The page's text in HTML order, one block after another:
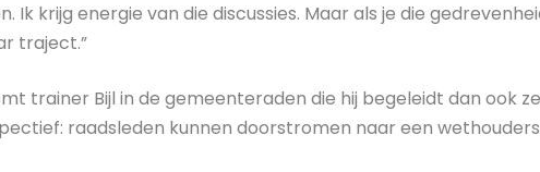
Ik krijg energie van die discussies. Maar als je die
traject.”
trainer Bijl in de gemeenteraden die hij begeleidt dan ook
raadsleden kunnen doorstromen naar een